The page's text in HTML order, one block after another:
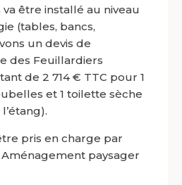
être installé au niveau
(tables, bancs,
un devis de
des Feuillardiers
de 2 714 € TTC pour 1
et 1 toilette sèche
pris en charge par
Aménagement paysager